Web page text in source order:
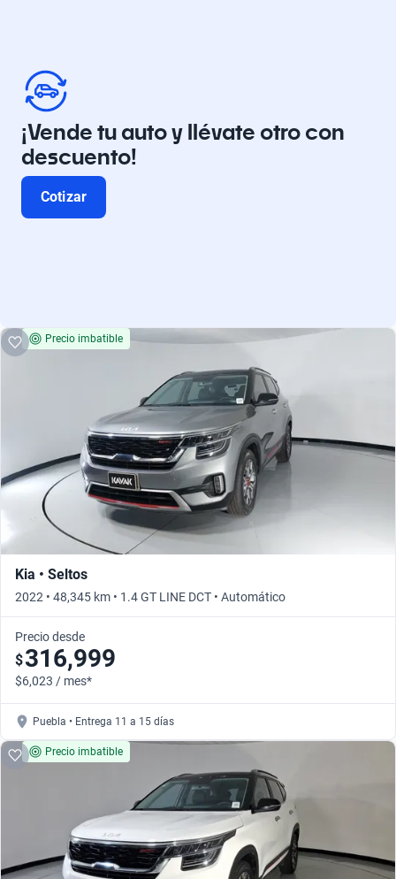
¡Vende tu auto y llévate otro con
descuento!
Cotizar
Precio imbatible
Kia • Seltos
2022 • 48,345 km • 1.4 GT LINE DCT • Automático
Precio desde
$316,999
$6,023 / mes*
Puebla • Entrega 11 a 15 días
Precio imbatible